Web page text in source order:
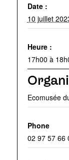
Date :
10 juillet
Heure :
17h00 à
Ecomusée
Phone
02 97 57 66